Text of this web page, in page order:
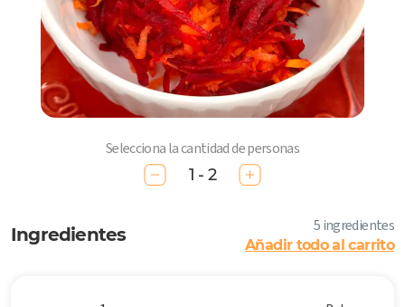
Selecciona la cantidad de personas
1 - 2
Ingredientes 5 ingredientes
Añadir todo al carrito